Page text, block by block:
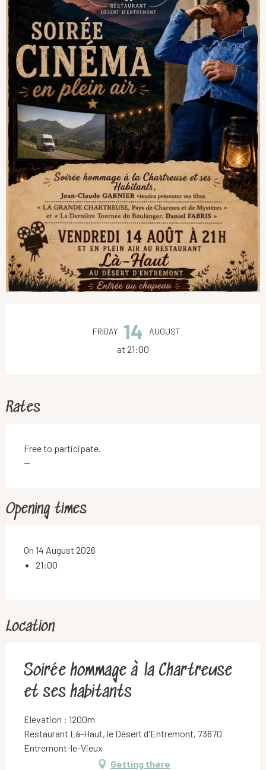
FRIDAY 14 AUGUST
at 21:00
Rates
Free to participate.
—
Opening times
On 14 August 2026
21:00
Location
Soirée hommage à la Chartreuse
et ses habitants
Elevation : 1200m
Restaurant Là-Haut, le Désert d'Entremont, 73670
Entremont-le-Vieux
Getting there